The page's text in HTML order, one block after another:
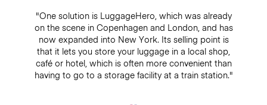
"One solution is LuggageHero, which was already
on the scene in Copenhagen and London, and has
now expanded into New York. Its selling point is
that it lets you store your luggage in a local shop,
café or hotel, which is often more convenient than
having to go to a storage facility at a train station."